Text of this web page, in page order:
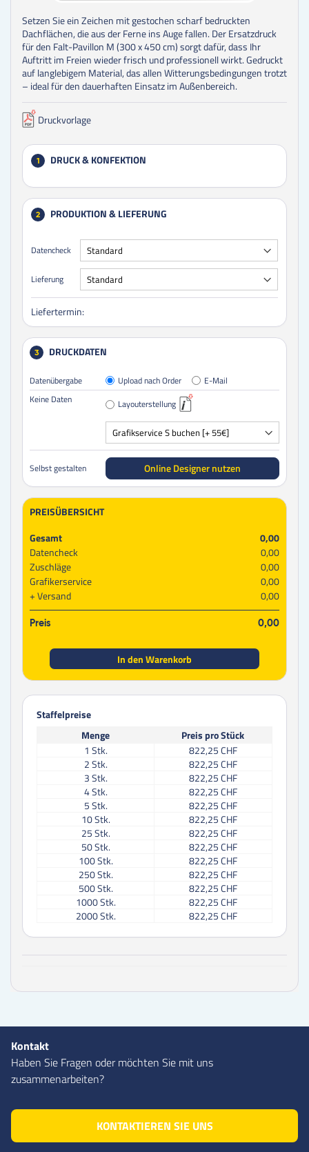
Setzen Sie ein Zeichen mit gestochen scharf bedruckten
Dachflächen, die aus der Ferne ins Auge fallen. Der Ersatzdruck
für den Falt-Pavillon M (300 x 450 cm) sorgt dafür, dass Ihr
Auftritt im Freien wieder frisch und professionell wirkt. Gedruckt
auf langlebigem Material, das allen Witterungsbedingungen trotzt
– ideal für den dauerhaften Einsatz im Außenbereich.
Druckvorlage
1 DRUCK & KONFEKTION
2 PRODUKTION & LIEFERUNG
Datencheck
Lieferung
Liefertermin:
3 DRUCKDATEN
Datenübergabe Upload nach Order
E-Mail
Keine Daten
Layouterstellung
Selbst gestalten Online Designer nutzen
PREISÜBERSICHT
Gesamt
0,00
Datencheck
0,00
Zuschläge
0,00
Grafikerservice
0,00
Versand
0,00
Preis 0,00
In den Warenkorb
Staffelpreise
Menge
Preis pro Stück
1 Stk.
822,25 CHF
2Stk.
822,25 CHF
3Stk.
822,25 CHF
4Stk.
822,25 CHF
5Stk.
822,25 CHF
10Stk.
822,25 CHF
25Stk.
822,25 CHF
50Stk.
822,25 CHF
100Stk.
822,25 CHF
250Stk.
822,25 CHF
500Stk.
822,25 CHF
1000Stk.
822,25 CHF
2000Stk. 822,25 CHF
Kontakt
Haben Sie Fragen oder möchten Sie mit uns
zusammenarbeiten?
KONTAKTIEREN SIE UNS